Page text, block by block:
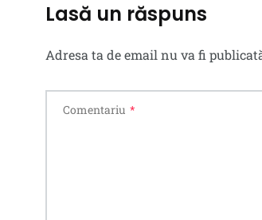
Lasă un răspuns
Adresa ta de email nu va fi
Comentariu *